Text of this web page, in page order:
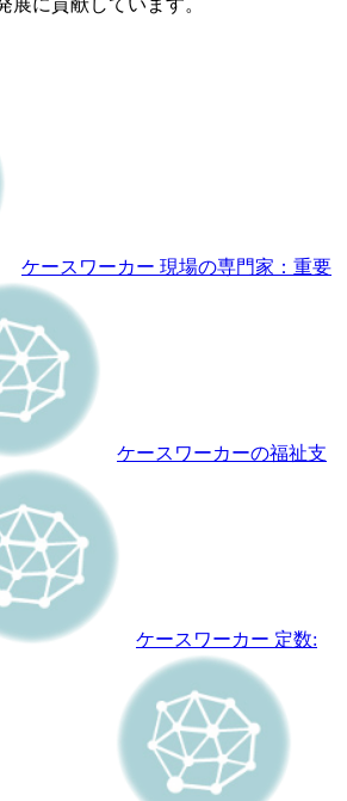
展に貢献しています。
ケースワーカー 現場の専門家：重要
ケースワーカーの福祉支
ケースワーカー 定数: